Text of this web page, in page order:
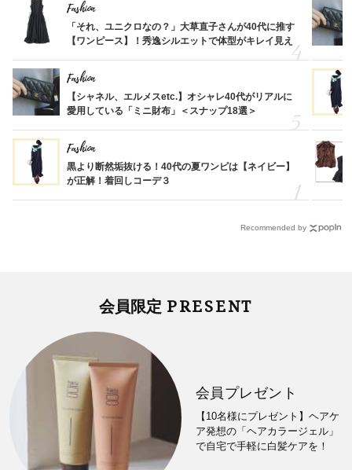
Fashion
「それ、ユニクロなの？」大草直子さんが40代に推す
【ワンピース】！秀逸シルエットで体型がキレイ見え
Fashion
【シャネル、エルメスetc.】オシャレ40代がリアルに
愛用している「ミニ財布」＜スナップ18選＞
Fashion
黒より断然垢抜ける！40代の夏ワンピは【ネイビー】
が正解！着回しコーデ３
Recommended by
会員限定 PRESENT
会員プレゼント
【10名様にプレゼント】ヘアケ
ア発想の「ヘアカラージェル」
で自宅で手軽に白髪ケアを！